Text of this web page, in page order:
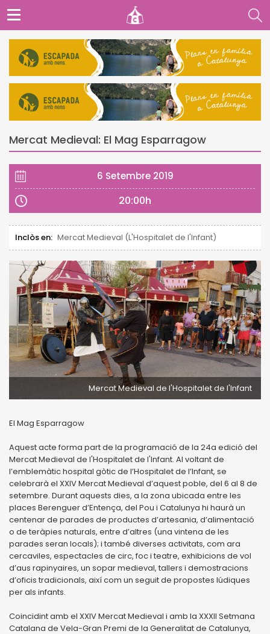
Mercat Medieval: El Mag Esparragow
6 Setembre 2019
20:00h
Inclòs en: Mercat Medieval (L'Hospitalet de l'Infant)
Mercat Medieval de l'Hospitalet de l'Infant
El Mag Esparragow
Aquest acte forma part de la programació de la 24a edició del
Mercat Medieval de l'Hospitalet de l'Infant. Al voltant de
l’emblemàtic hospital gòtic de l’Hospitalet de l’Infant, se
celebrarà el XXIV Mercat Medieval d’aquest poble, del 6 al 8 de
setembre. Durant aquests dies, a la zona ubicada entre les
places Berenguer d’Entença, del Pou i Catalunya hi haurà un
centenar de parades de productes d’artesania, d’alimentació
o de teràpies naturals, entre d’altres (una vintena de les
parades seran locals); i també diverses activitats, com ara
cercaviles, espectacles de circ, foc i teatre, exhibicions de vol
d’aus rapinyaires, un sopar medieval, tallers i demostracions
d’oficis tradicionals, així com un seguit de propostes lúdiques
per als infants.
Coincidint amb el XXIV Mercat Medieval i amb la XXXII Setmana
Catalana de Vela-Gran Premi de la Generalitat de Catalunya,